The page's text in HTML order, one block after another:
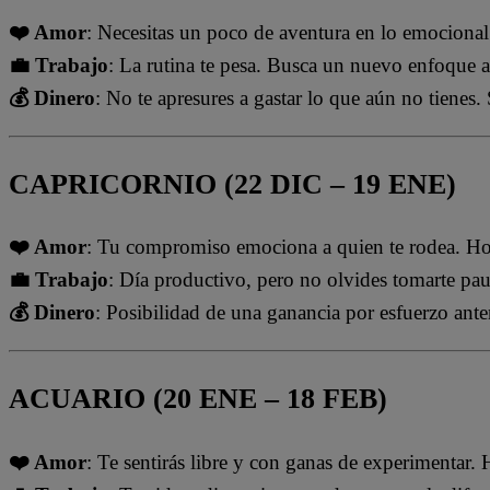
❤️ Amor: Necesitas un poco de aventura en lo
💼 Trabajo: La rutina te pesa. Busca un nuevo enfoque
💰 Dinero: No te apresures a gastar lo que aún no tienes.
CAPRICORNIO (22 DIC – 19 ENE)
❤️ Amor: Tu compromiso emociona a quien te rodea.
💼 Trabajo: Día productivo, pero no olvides tomarte
💰 Dinero: Posibilidad de una ganancia por esfuerzo
ACUARIO (20 ENE – 18 FEB)
❤️ Amor: Te sentirás libre y con ganas de experimentar.